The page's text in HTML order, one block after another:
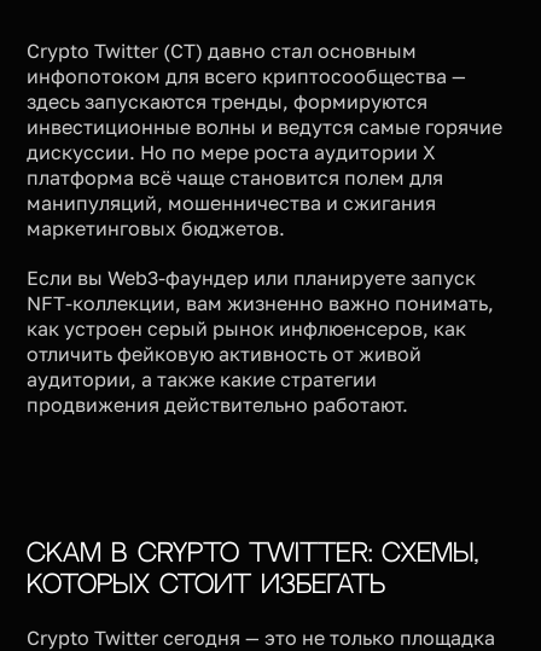
Crypto Twitter (CT) давно стал основным
инфопотоком для всего криптосообщества —
здесь запускаются тренды, формируются
инвестиционные волны и ведутся самые горячие
дискуссии. Но по мере роста аудитории X
платформа всё чаще становится полем для
манипуляций, мошенничества и сжигания
маркетинговых бюджетов.
Если вы Web3-фаундер или планируете запуск
NFT-коллекции, вам жизненно важно понимать,
как устроен серый рынок инфлюенсеров, как
отличить фейковую активность от живой
аудитории, а также какие стратегии
продвижения действительно работают.
Скам в Crypto Twitter: Схемы,
которых стоит избегать
Crypto Twitter сегодня — это не только площадка